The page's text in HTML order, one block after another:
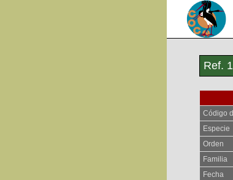
Ref.
Código
Especie
Orden
Familia
Fecha